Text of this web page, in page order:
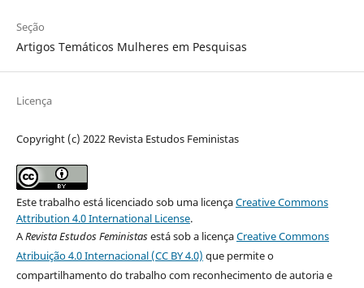
Seção
Artigos Temáticos Mulheres em Pesquisas
Licença
Copyright (c) 2022 Revista Estudos Feministas
Este trabalho está licenciado sob uma licençaCreative Commons
Attribution 4.0 International License.
ARevista Estudos Feministasestá sob a licençaCreative Commons
Atribuição 4.0 Internacional (CC BY 4.0) que permite o
compartilhamento do trabalho com reconhecimento de autoria e